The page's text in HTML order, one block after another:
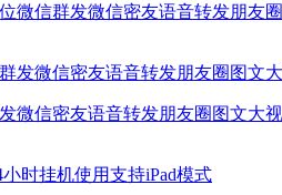
微信群发微信密友语音转发朋友
微信密友语音转发朋友圈图文大